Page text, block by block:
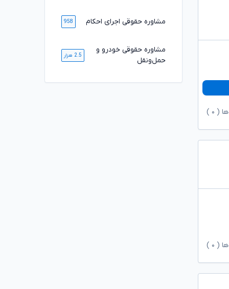
( ۰
( ۰
مشاوره حقوقی اجرای احکام 958
مشاوره حقوقی خودرو و
حمل‌ونقل
2.5 هزار